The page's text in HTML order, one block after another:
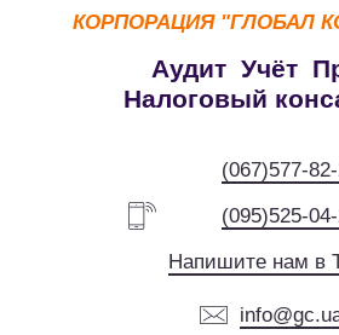
КОРПОРАЦИЯ "ГЛОБАЛ
Аудит Учёт
Налоговый
(067)577-
(095)525-
Напишите нам в